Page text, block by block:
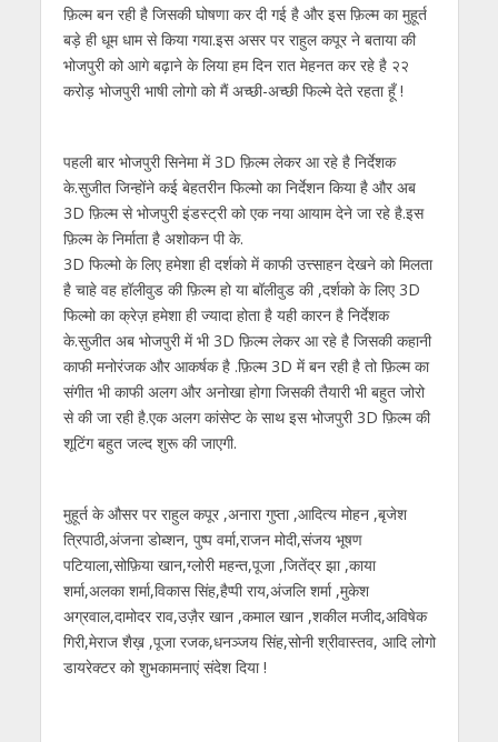
फ़िल्म बन रही है जिसकी घोषणा कर दी गई है और इस फ़िल्म का मुहूर्त
बड़े ही धूम धाम से किया गया.इस असर पर राहुल कपूर ने बताया की
भोजपुरी को आगे बढ़ाने के लिया हम दिन रात मेहनत कर रहे है २२
करोड़ भोजपुरी भाषी लोगो को मैं अच्छी-अच्छी फिल्मे देते रहता हूँ !
पहली बार भोजपुरी सिनेमा में 3D फ़िल्म लेकर आ रहे है निर्देशक
के.सुजीत जिन्होंने कई बेहतरीन फिल्मो का निर्देशन किया है और अब
3D फ़िल्म से भोजपुरी इंडस्ट्री को एक नया आयाम देने जा रहे है.इस
फ़िल्म के निर्माता है अशोकन पी के.
3D फिल्मो के लिए हमेशा ही दर्शको में काफी उत्त्साहन देखने को मिलता
है चाहे वह हॉलीवुड की फ़िल्म हो या बॉलीवुड की ,दर्शको के लिए 3D
फिल्मो का क्रेज़ हमेशा ही ज्यादा होता है यही कारन है निर्देशक
के.सुजीत अब भोजपुरी में भी 3D फ़िल्म लेकर आ रहे है जिसकी कहानी
काफी मनोरंजक और आकर्षक है .फ़िल्म 3D में बन रही है तो फ़िल्म का
संगीत भी काफी अलग और अनोखा होगा जिसकी तैयारी भी बहुत जोरो
से की जा रही है.एक अलग कांसेप्ट के साथ इस भोजपुरी 3D फ़िल्म की
शूटिंग बहुत जल्द शुरू की जाएगी.
मुहूर्त के औसर पर राहुल कपूर ,अनारा गुप्ता ,आदित्य मोहन ,बृजेश
त्रिपाठी,अंजना डोब्शन, पुष्प वर्मा,राजन मोदी,संजय भूषण
पटियाला,सोफ़िया खान,ग्लोरी महन्त,पूजा ,जितेंद्र झा ,काया
शर्मा,अलका शर्मा,विकास सिंह,हैप्पी राय,अंजलि शर्मा ,मुकेश
अग्रवाल,दामोदर राव,उज़ैर खान ,कमाल खान ,शकील मजीद,अविषेक
गिरी,मेराज शैख़ ,पूजा रजक,धनञ्जय सिंह,सोनी श्रीवास्तव, आदि लोगो
डायरेक्टर को शुभकामनाएं संदेश दिया !